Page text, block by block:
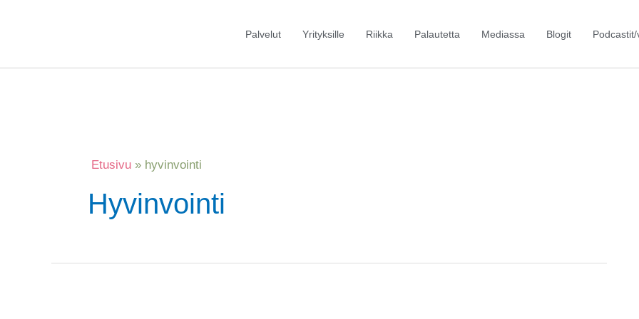
Palvelut Yrityksille Riikka Palautetta Mediassa Blogit
Etusivu hyvinvointi
Hyvinvointi